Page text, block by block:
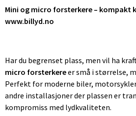
Mini og micro forsterkere – kompakt
www.billyd.no
Har du begrenset plass, men vil ha
micro forsterkereer små i størrelse,
Perfekt for moderne biler,
andre installasjoner der plassen er
kompromiss med lydkvaliteten.